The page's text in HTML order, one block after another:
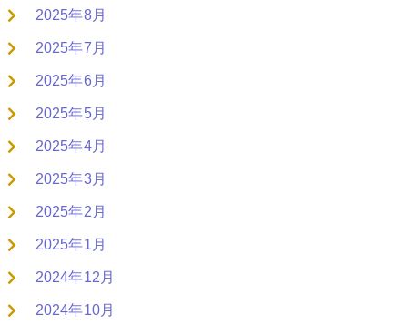
2025年8月
2025年7月
2025年6月
2025年5月
2025年4月
2025年3月
2025年2月
2025年1月
2024年12月
2024年10月